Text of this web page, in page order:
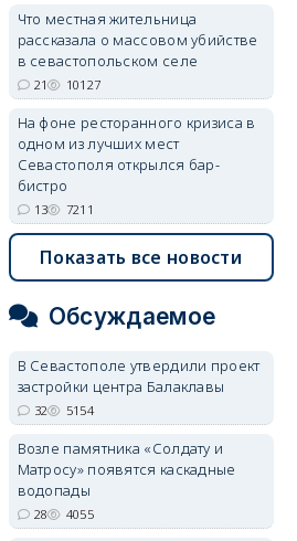
Двух москвичей на
сапбордах унесло от берега
Крыма на километр в море
Спасатели благополучно
вернули туристов обратно на
сушу.
29/07/2026 17:03
Что местная жительница
рассказала о массовом убийстве
в севастопольском селе
21 10127
На фоне ресторанного кризиса в
одном из лучших мест
Севастополя открылся бар-
бистро
13 7211
Показать все новости
Обсуждаемое
В Севастополе утвердили проект
застройки центра Балаклавы
32 5154
Возле памятника «Солдату и
Матросу» появятся каскадные
водопады
28 4055